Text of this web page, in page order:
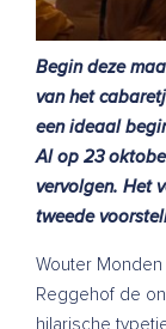
Begin deze
van het
een ideaal
Al op 23
vervolgen. Het
tweede
Wouter
Reggehof de
hilarische